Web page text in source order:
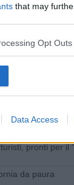
that may
Opt Outs
Data Access
alle imprese:
fare domanda
l'outlet di Tor
e la città ci
pronti per il
da paura